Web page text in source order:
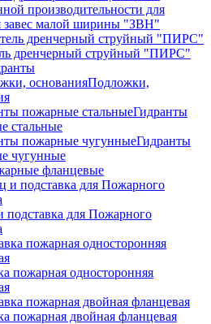
производительности для
завес малой ширины "ЗВН"
дренчерный струйный "ПИРС"
Подложки,
Гидранты
стальные
Гидранты
чугунные
фланцевые
подставка для Пожарного
пожарная односторонняя
пожарная двойная фланцевая